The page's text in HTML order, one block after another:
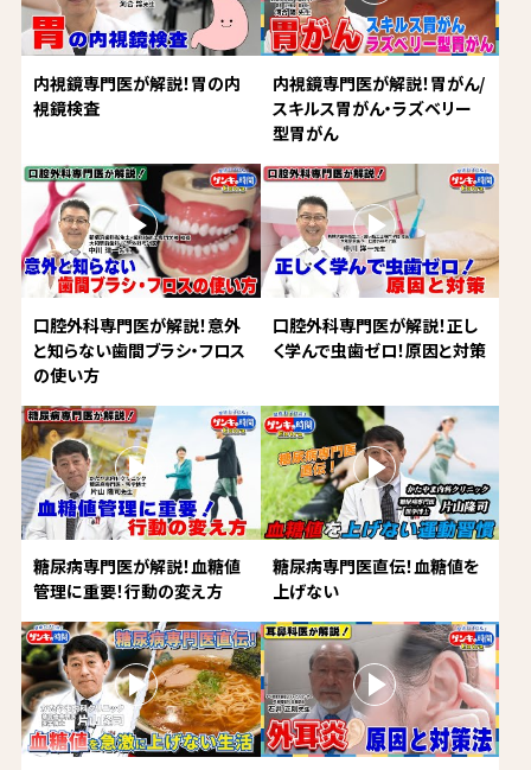
内視鏡専門医が解説！胃の内
視鏡検査
内視鏡専門医が解説！胃がん/
スキルス胃がん・ラズベリー
型胃がん
口腔外科専門医が解説！意外
と知らない歯間ブラシ・フロス
の使い方
口腔外科専門医が解説！正し
く学んで虫歯ゼロ！原因と対策
糖尿病専門医が解説！血糖値
管理に重要！行動の変え方
糖尿病専門医直伝！血糖値を
上げない